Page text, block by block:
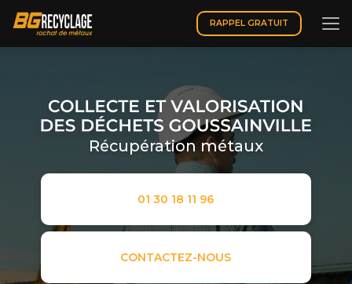
contenu
principal
RAPPEL GRATUIT
Récupération métaux
01 30 18 11 96
CONTACTEZ-NOUS